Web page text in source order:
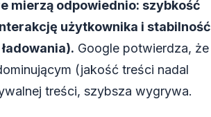
mierzą odpowiednio: szybkość
użytkownika i stabilność
Google potwierdza, że
(jakość treści nadal
treści, szybsza wygrywa.